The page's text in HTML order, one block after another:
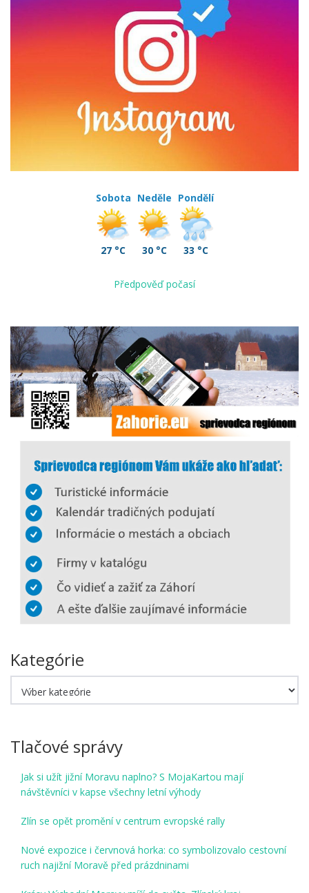
Sobota
27 °C
Neděle
30 °C
Pondělí
33 °C
Předpověď počasí
Kategórie
Tlačové správy
Jak si užít jižní Moravu naplno? S MojaKartou mají
návštěvníci v kapse všechny letní výhody
Zlín se opět promění v centrum evropské rally
Nové expozice i červnová horka: co symbolizovalo cestovní
ruch najižní Moravě před prázdninami